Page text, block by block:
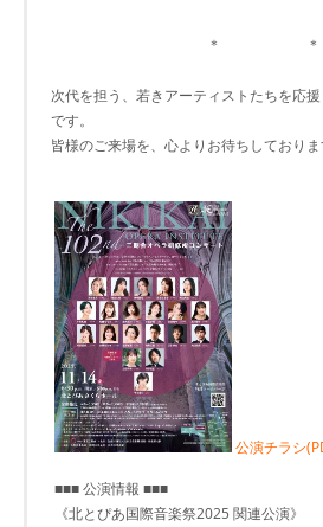
＊ ＊
次代を担う、若きアーティストたちを応
です。
皆様のご来場を、心よりお待ちしておりま
公演チラシ
■■■ 公演情報 ■■■
《北とぴあ国際音楽祭2025 関連公演》